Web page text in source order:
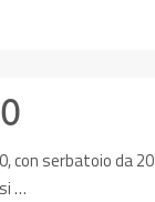
con serbatoio da 20
…